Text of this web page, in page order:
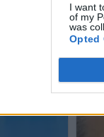
I want
of my
was
Opted